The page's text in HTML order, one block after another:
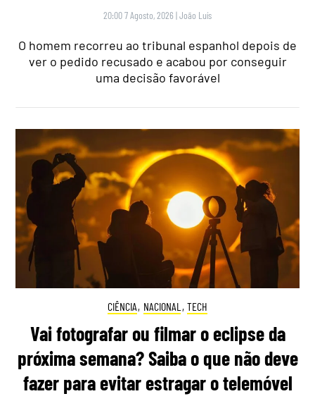
20:00 7 Agosto, 2026 |João Luís
O homem recorreu ao tribunal espanhol depois de
ver o pedido recusado e acabou por conseguir
uma decisão favorável
CIÊNCIA, NACIONAL , TECH
Vai fotografar ou filmar o eclipse da
próxima semana? Saiba o que não deve
fazer para evitar estragar o telemóvel